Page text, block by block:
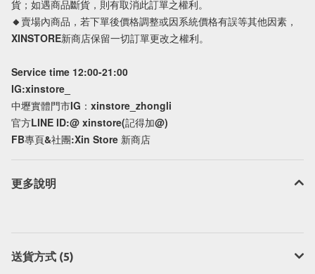
貨；如遇商品斷貨，則有取消此訂單之權利。
🔸賣場內商品，若下單後價格調整或因系統價格有誤等其他因素，
XINSTORE新商店保留一切訂單更改之權利。
Service time 12:00-21:00
IG:xinstore_
中壢實體門市IG：xinstore_zhongli
官方LINE ID:@ xinstore(記得加@)
FB專頁&社團:Xin Store 新商店
更多說明
送貨方式 (5)